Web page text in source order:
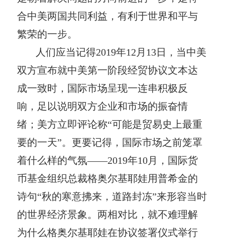
合中美两国共同利益，有利于世界和平与
繁荣的一步。
人们应当记得2019年12月13日，当中美
双方宣布就中美第一阶段经贸协议文本达
成一致时，国际市场呈现一连串积极反
响，足以说明双方企业和市场的振奋情
绪；美方立即评论称“可能是贸易史上最重
要的一天”。更要记得，国际市场之前笼罩
着什么样的气氛——2019年10月，国际货
币基金组织总裁格奥尔基耶娃用普希金的
诗句“秋的寒意拂来，道路封冻”来形容当时
的世界经济景象。两相对比，就不难理解
为什么格奥尔基耶娃在协议签署仪式举行